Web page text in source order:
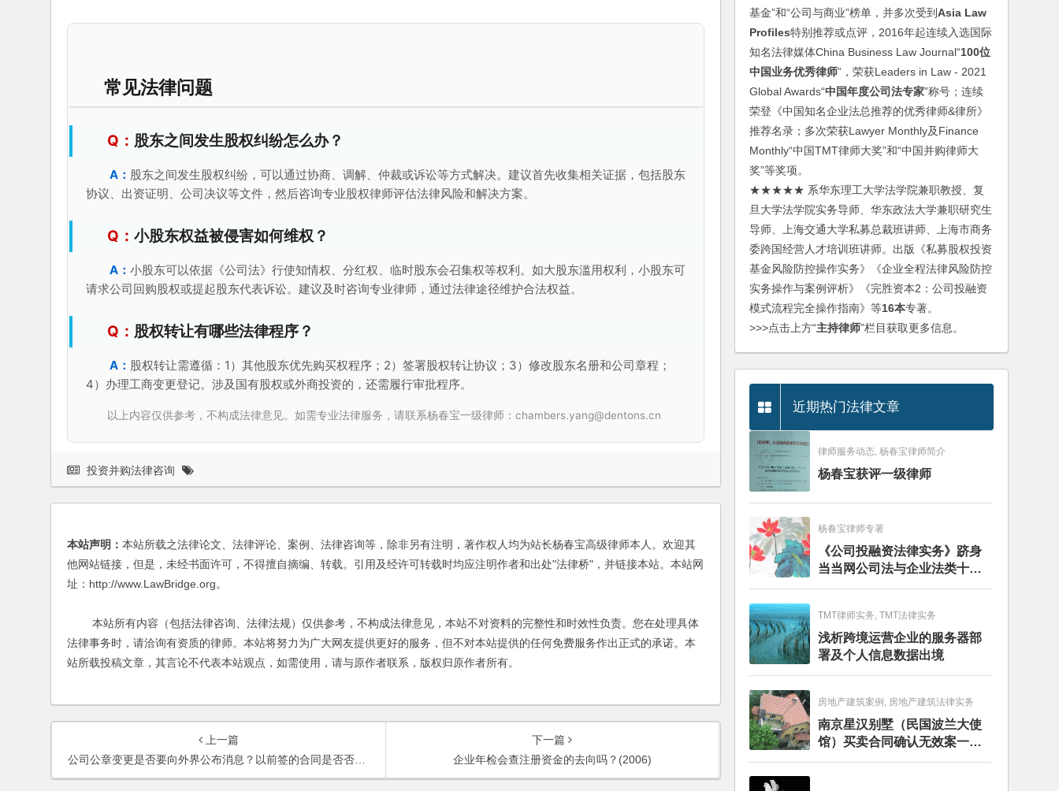
常见法律问题
股东之间发生股权纠纷怎么办？
股东之间发生股权纠纷，可以通过协商、调解、仲裁或诉讼等方式解决。建议首先收集相关证据，包括股东
协议、出资证明、公司决议等文件，然后咨询专业股权律师评估法律风险和解决方案。
小股东权益被侵害如何维权？
小股东可以依据《公司法》行使知情权、分红权、临时股东会召集权等权利。如大股东滥用权利，小股东可
请求公司回购股权或提起股东代表诉讼。建议及时咨询专业律师，通过法律途径维护合法权益。
股权转让有哪些法律程序？
股权转让需遵循：1）其他股东优先购买权程序；2）签署股权转让协议；3）修改股东名册和公司章程；
4）办理工商变更登记。涉及国有股权或外商投资的，还需履行审批程序。
以上内容仅供参考，不构成法律意见。如需专业法律服务，请联系杨春宝一级律师：chambers.yang@dentons.cn
投资并购法律咨询
本站声明： 本站所载之法律论文、法律评论、案例、法律咨询等，除非另有注明，著作权人均为站长杨春宝高级律师本人。欢迎其
他网站链接，但是，未经书面许可，不得擅自摘编、转载。引用及经许可转载时均应注明作者和出处"法律桥"，并链接本站。本站网
址：http://www.LawBridge.org。
本站所有内容（包括法律咨询、法律法规）仅供参考，不构成法律意见，本站不对资料的完整性和时效性负责。您在处理具体
法律事务时，请洽询有资质的律师。本站将努力为广大网友提供更好的服务，但不对本站提供的任何免费服务作出正式的承诺。本
站所载投稿文章，其言论不代表本站观点，如需使用，请与原作者联系，版权归原作者所有。
上一篇
公司公章变更是否要向外界公布消息？以前签的合同是否否仍然有效呢？(2006)
下一篇
企业年检会查注册资金的去向吗？(2006)
基金”和“公司与商业”榜单，并多次受到Asia Law
Profiles特别推荐或点评，2016年起连续入选国际
知名法律媒体China Business Law Journal“100位
中国业务优秀律师”，荣获Leaders in Law - 2021
Global Awards“中国年度公司法专家”称号；连续
荣登《中国知名企业法总推荐的优秀律师&律所》
推荐名录；多次荣获Lawyer Monthly及Finance
Monthly“中国TMT律师大奖”和“中国并购律师大
奖”等奖项。
★★★★★ 系华东理工大学法学院兼职教授、复
旦大学法学院实务导师、华东政法大学兼职研究生
导师、上海交通大学私募总裁班讲师、上海市商务
委跨国经营人才培训班讲师。出版《私募股权投资
基金风险防控操作实务》《企业全程法律风险防控
实务操作与案例评析》《完胜资本2：公司投融资
模式流程完全操作指南》等16本专著。
>>>点击上方“主持律师”栏目获取更多信息。
近期热门法律文章
律师服务动态, 杨春宝律师简介
杨春宝获评一级律师
杨春宝律师专著
《公司投融资法律实务》跻身
当当网公司法与企业法类十大
畅销图书榜
TMT律师实务, TMT法律实务
浅析跨境运营企业的服务器部
署及个人信息数据出境
房地产建筑案例, 房地产建筑法律实务
南京星汉别墅（民国波兰大使
馆）买卖合同确认无效案一审
判决书